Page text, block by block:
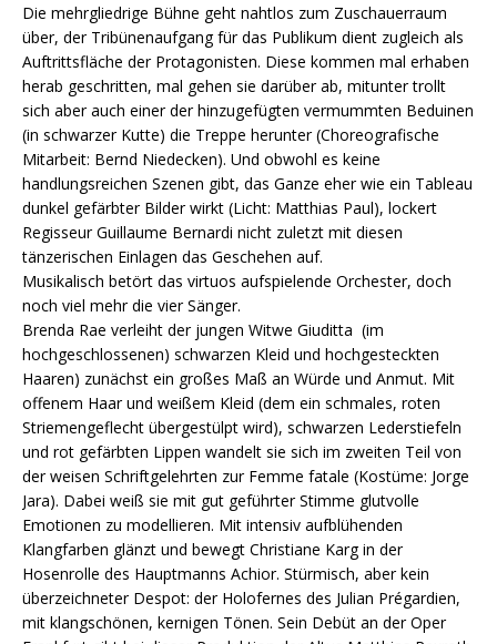
Die mehrgliedrige Bühne geht nahtlos zum Zuschauerraum
über, der Tribünenaufgang für das Publikum dient zugleich als
Auftrittsfläche der Protagonisten. Diese kommen mal erhaben
herab geschritten, mal gehen sie darüber ab, mitunter trollt
sich aber auch einer der hinzugefügten vermummten Beduinen
(in schwarzer Kutte) die Treppe herunter (Choreografische
Mitarbeit: Bernd Niedecken). Und obwohl es keine
handlungsreichen Szenen gibt, das Ganze eher wie ein Tableau
dunkel gefärbter Bilder wirkt (Licht: Matthias Paul), lockert
Regisseur Guillaume Bernardi nicht zuletzt mit diesen
tänzerischen Einlagen das Geschehen auf.
Musikalisch betört das virtuos aufspielende Orchester, doch
noch viel mehr die vier Sänger.
Brenda Rae verleiht der jungen Witwe Giuditta (im
hochgeschlossenen) schwarzen Kleid und hochgesteckten
Haaren) zunächst ein großes Maß an Würde und Anmut. Mit
offenem Haar und weißem Kleid (dem ein schmales, roten
Striemengeflecht übergestülpt wird), schwarzen Lederstiefeln
und rot gefärbten Lippen wandelt sie sich im zweiten Teil von
der weisen Schriftgelehrten zur Femme fatale (Kostüme: Jorge
Jara). Dabei weiß sie mit gut geführter Stimme glutvolle
Emotionen zu modellieren. Mit intensiv aufblühenden
Klangfarben glänzt und bewegt Christiane Karg in der
Hosenrolle des Hauptmanns Achior. Stürmisch, aber kein
überzeichneter Despot: der Holofernes des Julian Prégardien,
mit klangschönen, kernigen Tönen. Sein Debüt an der Oper